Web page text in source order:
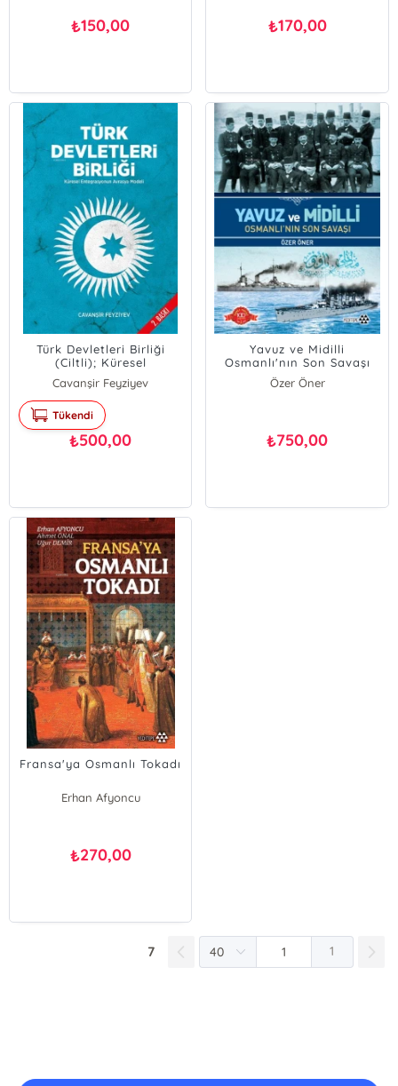
₺150,00 ₺170,00
Türk Devletleri Birliği
(Ciltli); Küresel
Entegrasyonun Avrasya
Modeli
Cavanşir Feyziyev
Tükendi
₺500,00
Yavuz ve Midilli
Osmanlı'nın Son Savaşı
Özer Öner
₺750,00
Fransa'ya Osmanlı Tokadı
Erhan Afyoncu
₺270,00
7 1